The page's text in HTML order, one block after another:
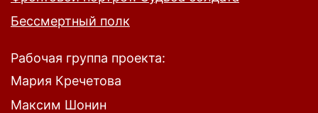
Бессмертный полк
Рабочая группа проекта:
Мария Кречетова
Максим Шонин